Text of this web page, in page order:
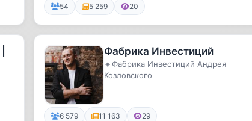
54 5 259 20
Фабрика Инвестиций
🔸Фабрика Инвестиций Андрея
Козловского
6 579 11 163 29